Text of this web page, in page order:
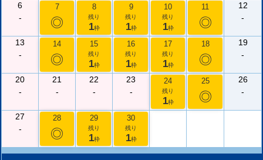
6
-
7
◎
8
残り
1枠
9
残り
1枠
10
残り
1枠
11
◎
12
-
13
-
14
◎
15
残り
1枠
16
残り
1枠
17
残り
1枠
18
◎
19
-
20
-
21
-
22
-
23
-
24
残り
1枠
25
◎
26
-
27
-
28
◎
29
残り
1枠
30
残り
1枠